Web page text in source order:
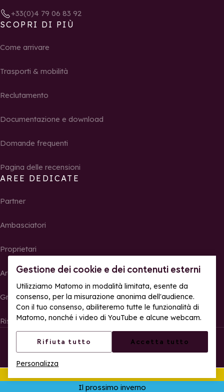
Gestione dei cookie e dei contenuti esterni
Utilizziamo Matomo in modalità limitata, esente da
consenso, per la misurazione anonima dell'audience.
Con il tuo consenso, abiliteremo tutte le funzionalità di
Matomo, nonché i video di YouTube e alcune webcam.
Rifiuta tutto Accetta tutto
Personalizza
+33(0)4 79 06 83 92
SCOPRI DI PIÙ
Come arrivare
Trasporti & mobilità
Reclutamento
Documentazione e download
Domande frequenti
Pagina delle recensioni
AREE DEDICATE
Partner
Ambasciatori
Proprietari
Area Stampa
Gruppi, seminari e tour operator
Risultati e foto delle gare
© La Rosière – Tutti i diritti riservati
Accessibilità web: parzialmente conforme
Il prossimo inverno